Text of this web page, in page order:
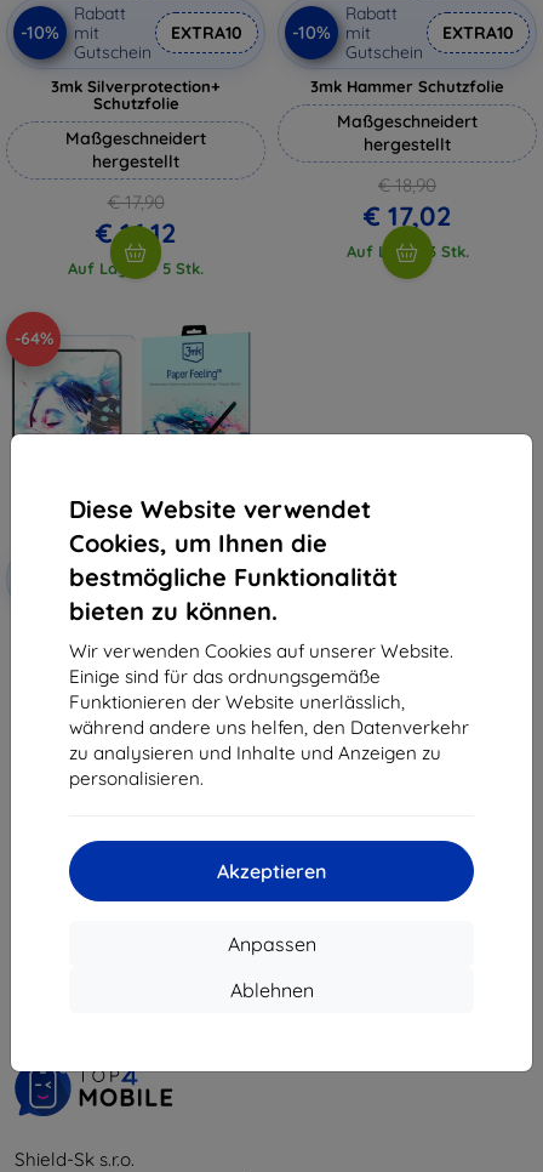
Diese Website verwendet
Cookies, um Ihnen die
bestmögliche Funktionalität
bieten zu können.
Wir verwenden Cookies auf unserer Website.
Einige sind für das ordnungsgemäße
Funktionieren der Website unerlässlich,
während andere uns helfen, den Datenverkehr
zu analysieren und Inhalte und Anzeigen zu
personalisieren.
Akzeptieren
Anpassen
Ablehnen
-10%
Rabatt
mit
Gutschein
EXTRA10
3mk Silverprotection+
Schutzfolie
Maßgeschneidert
hergestellt
€ 17,90
€ 16,12
Auf Lager > 5 Stk.
-10%
Rabatt
mit
Gutschein
EXTRA10
3mk Hammer Schutzfolie
Maßgeschneidert
hergestellt
€ 18,90
€ 17,02
Auf Lager 3 Stk.
-64%
Rabatt
mit
Gutschein
EXTRA10
Tablet 8" 2 Stk. Schutzfolien
€ 26,90
€ 9,80
Letztes Stück auf Lager
vom ganzen5.
Shield-Sk s.r.o.